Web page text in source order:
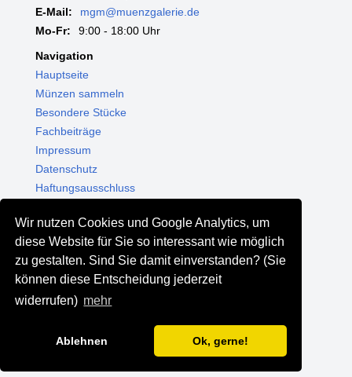
Wir nutzen Cookies und Google Analytics, um
diese Website für Sie so interessant wie möglich
zu gestalten. Sind Sie damit einverstanden? (Sie
können diese Entscheidung jederzeit
widerrufen) mehr
Ablehnen Ok, gerne!
E-Mail:
mgm@muenzgalerie.de
Mo-Fr:
9:00 - 18:00 Uhr
Navigation
Hauptseite
Münzen sammeln
Besondere Stücke
Fachbeiträge
Impressum
Datenschutz
Haftungsausschluss
Shop - Online kaufen
Münzgalerie München
MGM Schmuck
MGM Pfand